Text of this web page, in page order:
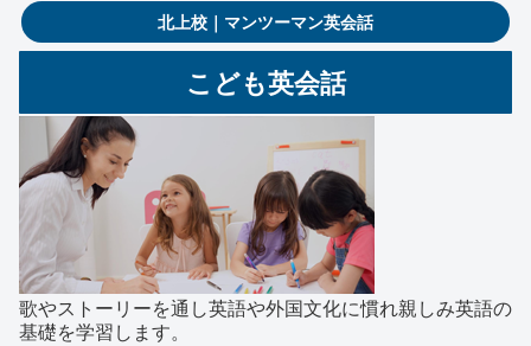
北上校｜マンツーマン英会話
こども英会話
歌やストーリーを通し英語や外国文化に慣れ親しみ英語の
基礎を学習します。